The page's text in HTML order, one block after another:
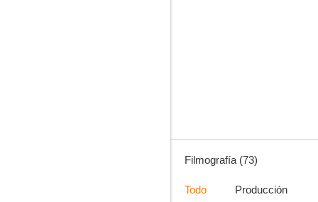
Filmografía (73)
Todo Producción